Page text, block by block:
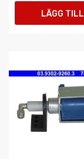
LÄGG TILL I